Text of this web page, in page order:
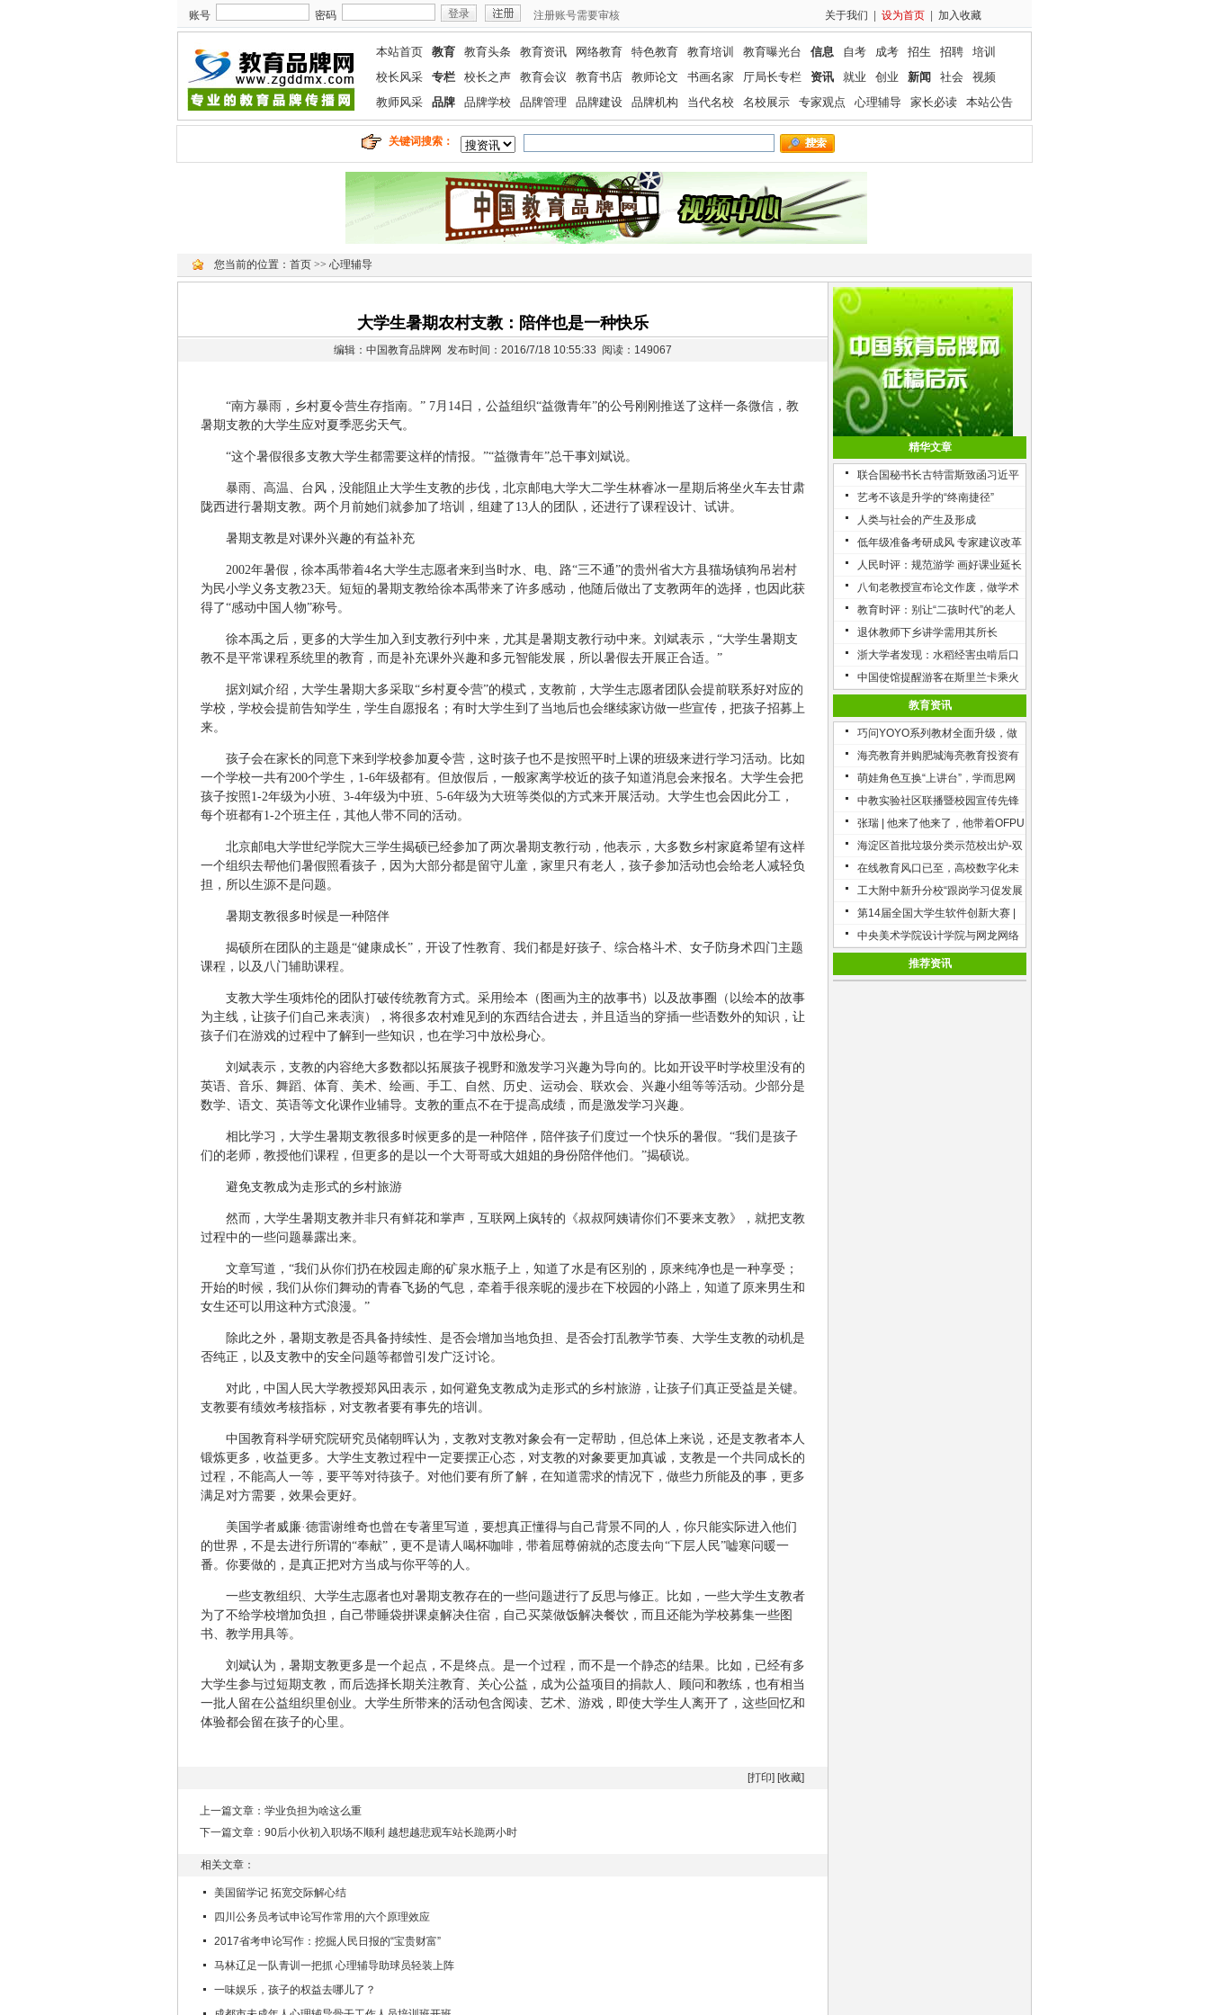
账号 密码 注册账号需要审核 关于我们 设为首页 加入收藏
本站首页 教育 教育头条 教育资讯 网络教育 特色教育 教育培训 教育曝光台 信息 自考 成考 招生 招聘
培训
校长风采
专栏 校长之声 教育会议 教育书店 教师论文 书画名家 厅局长专栏 资讯 就业 创业 新闻 社会
视频
教师风采
品牌 品牌学校 品牌管理 品牌建设 品牌机构 当代名校 名校展示 专家观点 心理辅导 家长必读 本站公告
关键词搜索：
您当前的位置： 首页 >> 心理辅导
大学生暑期农村支教：陪伴也是一种快乐
编辑：中国教育品牌网 发布时间：2016/7/18 10:55:33 阅读：149067
“南方暴雨，乡村夏令营生存指南。” 7月14日，公益组织“益微青年”的公号刚刚推送了这样一条微信，教
暑期支教的大学生应对夏季恶劣天气。
“这个暑假很多支教大学生都需要这样的情报。”“益微青年”总干事刘斌说。
暴雨、高温、台风，没能阻止大学生支教的步伐，北京邮电大学大二学生林睿冰一星期后将坐火车去甘肃
陇西进行暑期支教。两个月前她们就参加了培训，组建了13人的团队，还进行了课程设计、试讲。
暑期支教是对课外兴趣的有益补充
2002年暑假，徐本禹带着4名大学生志愿者来到当时水、电、路“三不通”的贵州省大方县猫场镇狗吊岩村
为民小学义务支教23天。短短的暑期支教给徐本禹带来了许多感动，他随后做出了支教两年的选择，也因此获
得了“感动中国人物”称号。
徐本禹之后，更多的大学生加入到支教行列中来，尤其是暑期支教行动中来。刘斌表示，“大学生暑期支
教不是平常课程系统里的教育，而是补充课外兴趣和多元智能发展，所以暑假去开展正合适。”
据刘斌介绍，大学生暑期大多采取“乡村夏令营”的模式，支教前，大学生志愿者团队会提前联系好对应的
学校，学校会提前告知学生，学生自愿报名；有时大学生到了当地后也会继续家访做一些宣传，把孩子招募上
来。
孩子会在家长的同意下来到学校参加夏令营，这时孩子也不是按照平时上课的班级来进行学习活动。比如
一个学校一共有200个学生，1-6年级都有。但放假后，一般家离学校近的孩子知道消息会来报名。大学生会把
孩子按照1-2年级为小班、3-4年级为中班、5-6年级为大班等类似的方式来开展活动。大学生也会因此分工，
每个班都有1-2个班主任，其他人带不同的活动。
北京邮电大学世纪学院大三学生揭硕已经参加了两次暑期支教行动，他表示，大多数乡村家庭希望有这样
一个组织去帮他们暑假照看孩子，因为大部分都是留守儿童，家里只有老人，孩子参加活动也会给老人减轻负
担，所以生源不是问题。
暑期支教很多时候是一种陪伴
揭硕所在团队的主题是“健康成长”，开设了性教育、我们都是好孩子、综合格斗术、女子防身术四门主题
课程，以及八门辅助课程。
支教大学生项炜伦的团队打破传统教育方式。采用绘本（图画为主的故事书）以及故事圈（以绘本的故事
为主线，让孩子们自己来表演），将很多农村难见到的东西结合进去，并且适当的穿插一些语数外的知识，让
孩子们在游戏的过程中了解到一些知识，也在学习中放松身心。
刘斌表示，支教的内容绝大多数都以拓展孩子视野和激发学习兴趣为导向的。比如开设平时学校里没有的
英语、音乐、舞蹈、体育、美术、绘画、手工、自然、历史、运动会、联欢会、兴趣小组等等活动。少部分是
数学、语文、英语等文化课作业辅导。支教的重点不在于提高成绩，而是激发学习兴趣。
相比学习，大学生暑期支教很多时候更多的是一种陪伴，陪伴孩子们度过一个快乐的暑假。“我们是孩子
们的老师，教授他们课程，但更多的是以一个大哥哥或大姐姐的身份陪伴他们。”揭硕说。
避免支教成为走形式的乡村旅游
然而，大学生暑期支教并非只有鲜花和掌声，互联网上疯转的《叔叔阿姨请你们不要来支教》，就把支教
过程中的一些问题暴露出来。
文章写道，“我们从你们扔在校园走廊的矿泉水瓶子上，知道了水是有区别的，原来纯净也是一种享受；
开始的时候，我们从你们舞动的青春飞扬的气息，牵着手很亲昵的漫步在下校园的小路上，知道了原来男生和
女生还可以用这种方式浪漫。”
除此之外，暑期支教是否具备持续性、是否会增加当地负担、是否会打乱教学节奏、大学生支教的动机是
否纯正，以及支教中的安全问题等都曾引发广泛讨论。
对此，中国人民大学教授郑风田表示，如何避免支教成为走形式的乡村旅游，让孩子们真正受益是关键。
支教要有绩效考核指标，对支教者要有事先的培训。
中国教育科学研究院研究员储朝晖认为，支教对支教对象会有一定帮助，但总体上来说，还是支教者本人
锻炼更多，收益更多。大学生支教过程中一定要摆正心态，对支教的对象要更加真诚，支教是一个共同成长的
过程，不能高人一等，要平等对待孩子。对他们要有所了解，在知道需求的情况下，做些力所能及的事，更多
满足对方需要，效果会更好。
美国学者威廉·德雷谢维奇也曾在专著里写道，要想真正懂得与自己背景不同的人，你只能实际进入他们
的世界，不是去进行所谓的“奉献”，更不是请人喝杯咖啡，带着屈尊俯就的态度去向“下层人民”嘘寒问暖一
番。你要做的，是真正把对方当成与你平等的人。
一些支教组织、大学生志愿者也对暑期支教存在的一些问题进行了反思与修正。比如，一些大学生支教者
为了不给学校增加负担，自己带睡袋拼课桌解决住宿，自己买菜做饭解决餐饮，而且还能为学校募集一些图
书、教学用具等。
刘斌认为，暑期支教更多是一个起点，不是终点。是一个过程，而不是一个静态的结果。比如，已经有多
大学生参与过短期支教，而后选择长期关注教育、关心公益，成为公益项目的捐款人、顾问和教练，也有相当
一批人留在公益组织里创业。大学生所带来的活动包含阅读、艺术、游戏，即使大学生人离开了，这些回忆和
体验都会留在孩子的心里。
[打印] [收藏]
上一篇文章： 学业负担为啥这么重
下一篇文章： 90后小伙初入职场不顺利 越想越悲观车站长跪两小时
相关文章：
美国留学记 拓宽交际解心结
四川公务员考试申论写作常用的六个原理效应
2017省考申论写作：挖掘人民日报的“宝贵财富”
马林辽足一队青训一把抓 心理辅导助球员轻装上阵
一味娱乐，孩子的权益去哪儿了？
精华文章
联合国秘书长古特雷斯致函习近平
艺考不该是升学的“终南捷径”
人类与社会的产生及形成
低年级准备考研成风 专家建议改革
研招模式
人民时评：规范游学 画好课业延长
线
八旬老教授宣布论文作废，做学术
理当如此
教育时评：别让“二孩时代”的老人
不堪重负
退休教师下乡讲学需用其所长
浙大学者发现：水稻经害虫啃后口
感营养都提升了
中国使馆提醒游客在斯里兰卡乘火
车注意安全教育资讯
巧问YOYO系列教材全面升级，做
符合儿童需求的科学衔接课程
海亮教育并购肥城海亮教育投资有
限公司100%股权，加快教育资源
整合
萌娃角色互换“上讲台”，学而思网
校“小讲师”开讲
中教实验社区联播暨校园宣传先锋
队活动签约仪式
张瑞 | 他来了他来了，他带着OFPU
走来了
海淀区首批垃圾分类示范校出炉-双
榆树第一小学、太平路小学等五所
学校入选
在线教育风口已至，高校数字化未
来加速到来
工大附中新升分校“跟岗学习促发展
多学致远共成长”体育教师跟岗培训
第14届全国大学生软件创新大赛 |
决赛名单已出炉
中央美术学院设计学院与网龙网络
公司合作构建游戏创意舞台
推荐资讯